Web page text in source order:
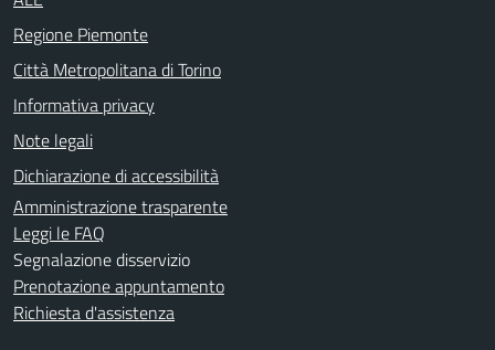
Regione Piemonte
Città Metropolitana di Torino
Informativa privacy
Note legali
Dichiarazione di accessibilità
Amministrazione trasparente
Leggi le FAQ
Segnalazione disservizio
Prenotazione appuntamento
Richiesta d'assistenza